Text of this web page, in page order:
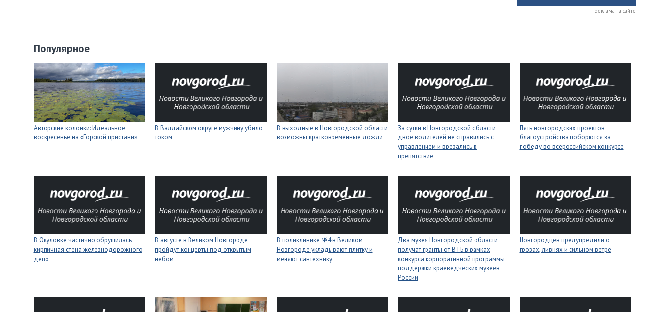
реклама на сайте
Популярное
Авторские колонки: Идеальное
воскресенье на «Горской пристани»
В Валдайском округе мужчину убило
током
В выходные в Новгородской области
возможны кратковременные дожди
За сутки в Новгородской области
двое водителей не справились с
управлением и врезались в
препятствие
Пять новгородских проектов
благоустройства поборются за
победу во всероссийском конкурсе
В Окуловке частично обрушилась
кирпичная стена железнодорожного
депо
В августе в Великом Новгороде
пройдут концерты под открытым
небом
В поликлинике №4 в Великом
Новгороде укладывают плитку и
меняют сантехнику
Два музея Новгородской области
получат гранты от ВТБ в рамках
конкурса корпоративной программы
поддержки краеведческих музеев
России
Новгородцев предупредили о
грозах, ливнях и сильном ветре